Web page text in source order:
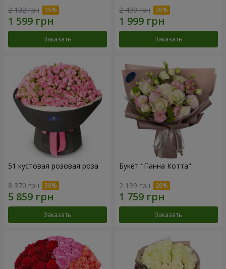
2 132 грн
Заказать
2 499 грн
Заказать
51 кустовая розовая роза
8 370 грн
Заказать
Букет "Панна Котта"
2 199 грн
Заказать